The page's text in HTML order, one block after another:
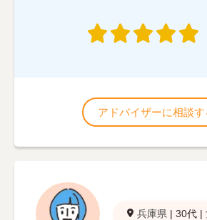
アドバイザーに相談す
兵庫県 | 30代 |